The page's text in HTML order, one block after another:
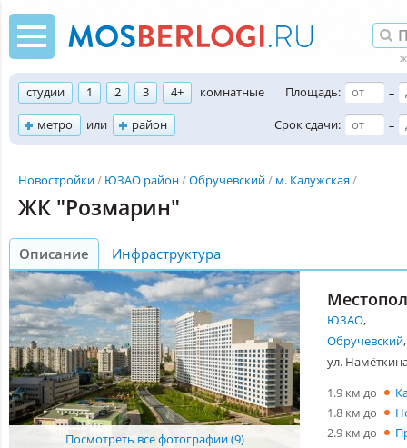
студии 1 2 3 4+
комнатные
метро
или район
Площадь:
–
Срок сдачи:
–
Новостройки ЮЗАО район Обручевский м. Калужская
ЖК "Розмарин"
Описание Инфраструктура
Посмотреть все фотографии (9)
ЮЗАО,
Обручевский,
ул.
1.9 км до
1.8 км до
2.9 км до